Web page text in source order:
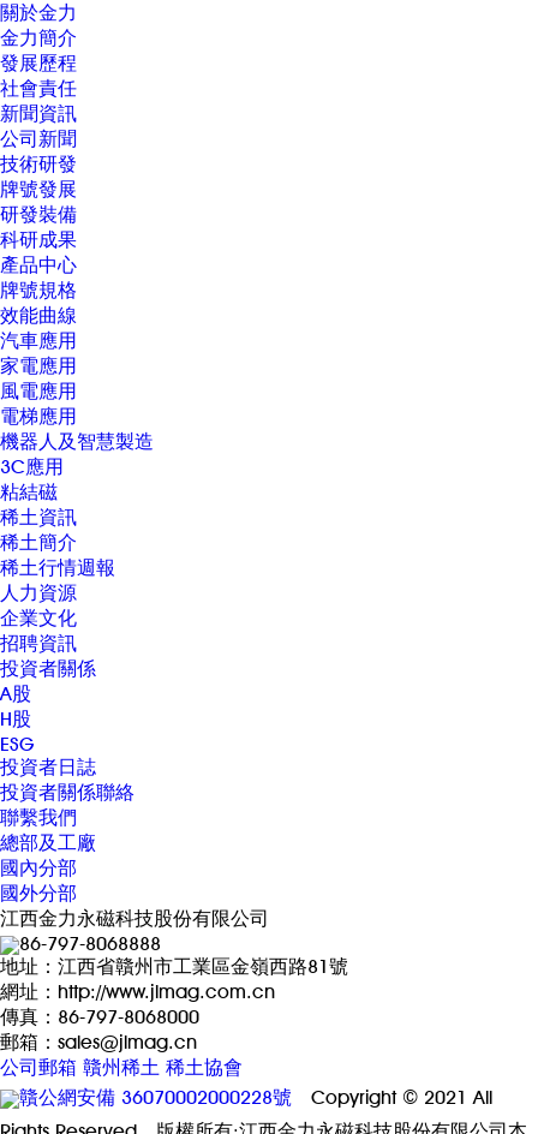
關於金力
金力簡介
發展歷程
社會責任
新聞資訊
公司新聞
技術研發
牌號發展
研發裝備
科研成果
產品中心
牌號規格
效能曲線
汽車應用
家電應用
風電應用
電梯應用
機器人及智慧製造
3C應用
粘結磁
稀土資訊
稀土簡介
稀土行情週報
人力資源
企業文化
招聘資訊
投資者關係
A股
H股
ESG
投資者日誌
投資者關係聯絡
聯繫我們
總部及工廠
國內分部
國外分部
江西金力永磁科技股份有限公司
86-797-8068888
地址：江西省贛州市工業區金嶺西路81號
網址：http://www.jlmag.com.cn
傳真：86-797-8068000
郵箱：sales@jlmag.cn
公司郵箱 贛州稀土 稀土協會
贛公網安備 36070002000228號 Copyright © 2021 All